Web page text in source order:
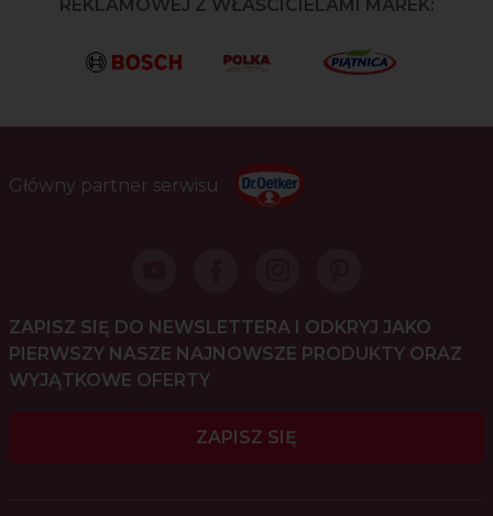
REKLAMOWEJ Z WŁAŚCICIELAMI MAREK:
Główny partner serwisu
ZAPISZ SIĘ DO NEWSLETTERA I ODKRYJ JAKO
PIERWSZY NASZE NAJNOWSZE PRODUKTY ORAZ
WYJĄTKOWE OFERTY
ZAPISZ SIĘ